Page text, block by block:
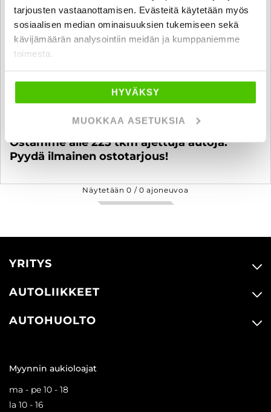
tarjousten vastaanottamisen. Evästeitä käytetään myös
sosiaalisen median ominaisuuksien tukemiseen sekä
kävijämäärän analysointiin meidän ja kumppaniemme
toimesta.
HYVÄKSY
MUOKKAA ASETUKSIA
Ostamme alle 225 tkm ajettuja autoja.
Pyydä ilmainen ostotarjous!
Näytetään0 /0 ajoneuvoa
YRITYS
AUTOLIIKKEET
AUTOHUOLTO
Myynnin aukioloajat
ma - pe 10 - 18
la 10 - 16